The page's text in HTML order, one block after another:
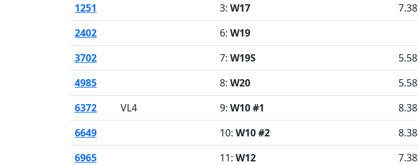
1251
3: W17 7.38
2402
6: W19
3702
7: W19S 5.58
4985
8: W20 5.58
6372
VL4 9: W10 #1 8.38
6649
10: W10 #2 8.38
6965
11: W12 7.38